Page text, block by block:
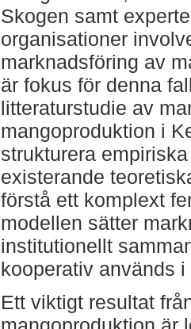
Skogen samt
organisationer
marknadsföring av
är fokus för denna
litteraturstudie av
mangoproduktion i
strukturera
existerande
förstå ett komplext
modellen sätter
institutionellt
kooperativ används i
Ett viktigt resultat